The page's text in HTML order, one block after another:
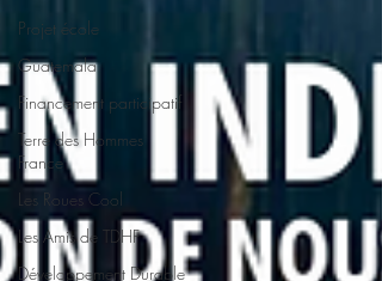
Projet école
Guatemala
Financement participatif
Terre des Hommes
France
Les Roues Cool
Les Amis de TDHF
Développement Durable